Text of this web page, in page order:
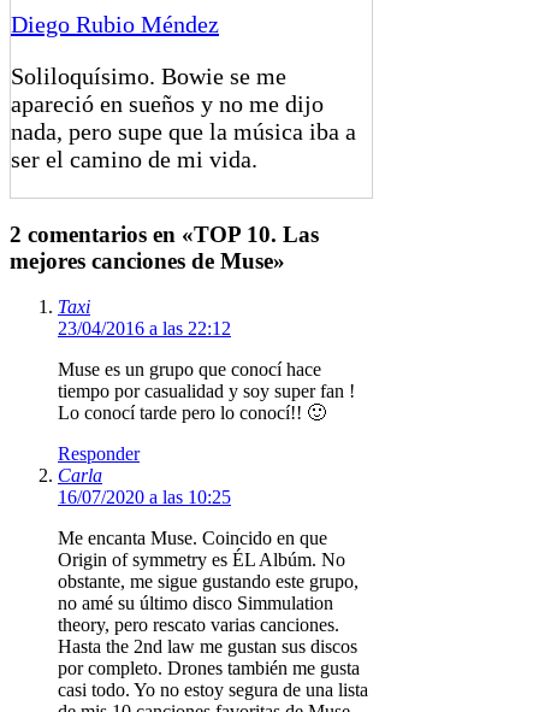
Diego Rubio Méndez
Soliloquísimo. Bowie se me
apareció en sueños y no me dijo
nada, pero supe que la música iba a
ser el camino de mi vida.
2 comentarios en «TOP 10. Las
mejores canciones de Muse»
Taxi
23/04/2016 a las 22:12
Muse es un grupo que conocí hace
tiempo por casualidad y soy super fan !
Lo conocí tarde pero lo conocí!! 🙂
Responder
Carla
16/07/2020 a las 10:25
Me encanta Muse. Coincido en que
Origin of symmetry es ÉL Albúm. No
obstante, me sigue gustando este grupo,
no amé su último disco Simmulation
theory, pero rescato varias canciones.
Hasta the 2nd law me gustan sus discos
por completo. Drones también me gusta
casi todo. Yo no estoy segura de una lista